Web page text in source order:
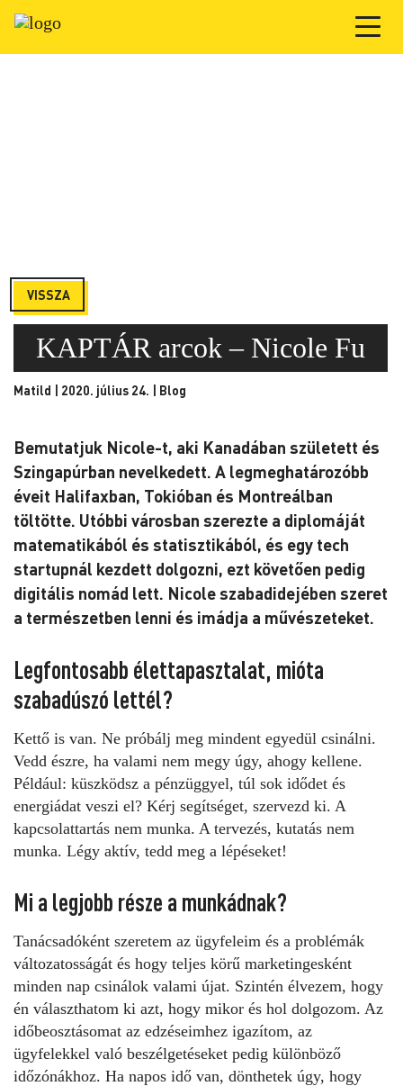
VISSZA
KAPTÁR arcok – Nicole Fu
Matild | 2020. július 24. | Blog
Bemutatjuk Nicole-t, aki Kanadában született és
Szingapúrban nevelkedett. A legmeghatározóbb
éveit Halifaxban, Tokióban és Montreálban
töltötte. Utóbbi városban szerezte a diplomáját
matematikából és statisztikából, és egy tech
startupnál kezdett dolgozni, ezt követően pedig
digitális nomád lett. Nicole szabadidejében szeret
a természetben lenni és imádja a művészeteket.
Legfontosabb élettapasztalat, mióta
szabadúszó lettél?
Kettő is van. Ne próbálj meg mindent egyedül csinálni.
Vedd észre, ha valami nem megy úgy, ahogy kellene.
Például: küszködsz a pénzüggyel, túl sok idődet és
energiádat veszi el? Kérj segítséget, szervezd ki. A
kapcsolattartás nem munka. A tervezés, kutatás nem
munka. Légy aktív, tedd meg a lépéseket!
Mi a legjobb része a munkádnak?
Tanácsadóként szeretem az ügyfeleim és a problémák
változatosságát és hogy teljes körű marketingesként
minden nap csinálok valami újat. Szintén élvezem, hogy
én választhatom ki azt, hogy mikor és hol dolgozom. Az
időbeosztásomat az edzéseimhez igazítom, az
ügyfelekkel való beszélgetéseket pedig különböző
időzónákhoz. Ha napos idő van, dönthetek úgy, hogy